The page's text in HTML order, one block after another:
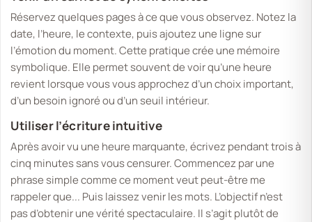
Réservez quelques pages à ce que vous observez. Notez la
date, l’heure, le contexte, puis ajoutez une ligne sur
l’émotion du moment. Cette pratique crée une mémoire
symbolique. Elle permet souvent de voir qu’une heure
revient lorsque vous vous approchez d’un choix important,
d’un besoin ignoré ou d’un seuil intérieur.
Utiliser l’écriture intuitive
Après avoir vu une heure marquante, écrivez pendant trois à
cinq minutes sans vous censurer. Commencez par une
phrase simple commece moment veut peut-être me
rappeler que... Puis laissez venir les mots. L’objectif n’est
pas d’obtenir une vérité spectaculaire. Il s’agit plutôt de